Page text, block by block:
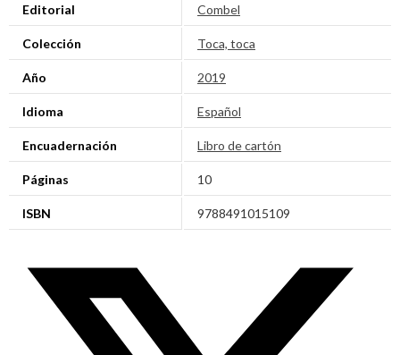
Editorial Combel
Colección Toca, toca
Año 2019
Idioma Español
Encuadernación Libro de cartón
Páginas 10
ISBN 9788491015109